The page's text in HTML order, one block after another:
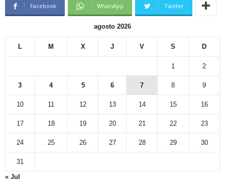
Facebook WhatsApp Twitter
agosto 2026
L M X J V S D
1 2
3 4 5 6 7 8 9
10 11 12 13 14 15 16
17 18 19 20 21 22 23
24 25 26 27 28 29 30
31
« Jul